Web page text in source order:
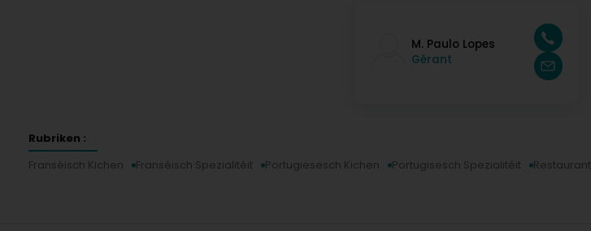
M. Paulo Lopes
Gérant
Rubriken :
Franséisch Kichen
Franséisch Spezialitéit Portugiesesch Kichen Portugisesch Spezialitéit Restaurant